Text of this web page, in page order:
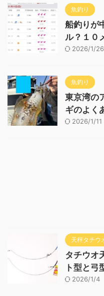
魚釣り
船釣りが
ル？１０
2026/1/26
魚釣り
東京湾の
ギのよく
2026/1/11
天秤タチウ
タチウオ
ト型と弓
2026/1/4